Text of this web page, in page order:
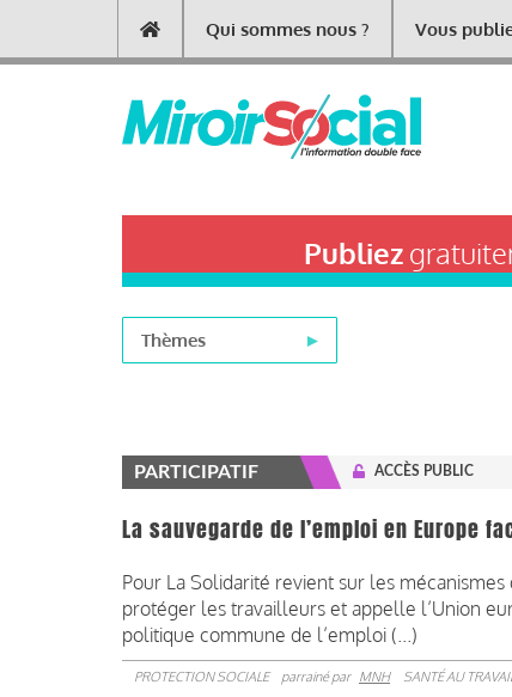
contenu
Main
navigation
Qui sommes nous ? Vous
Publiez
Thèmes
PARTICIPATIF ACCÈS PUBLIC
La sauvegarde de l’emploi en Europe
Pour La Solidarité revient sur les
protéger les travailleurs et appelle l’Union
politique commune de l’emploi (...)
PROTECTION SOCIALE parrainé par MNH SANTÉ AU